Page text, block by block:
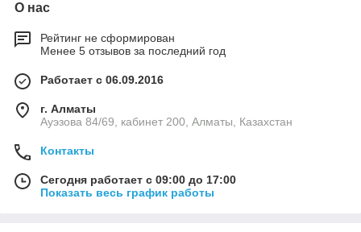
О нас
Рейтинг не сформирован
Менее 5 отзывов за последний год
Работает с 06.09.2016
г. Алматы
Ауэзова 84/69, кабинет 200, Алматы, Казахстан
Контакты
Сегодня работает с 09:00 до 17:00
Показать весь график работы